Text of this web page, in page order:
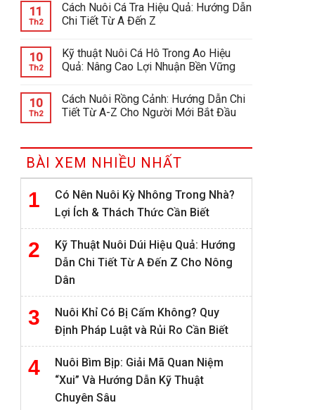
11
Th2
Cách Nuôi Cá Tra Hiệu Quả: Hướng Dẫn
Chi Tiết Từ A Đến Z
10
Th2
Kỹ thuật Nuôi Cá Hô Trong Ao Hiệu
Quả: Nâng Cao Lợi Nhuận Bền Vững
10
Th2
Cách Nuôi Rồng Cảnh: Hướng Dẫn Chi
Tiết Từ A-Z Cho Người Mới Bắt Đầu
BÀI XEM NHIỀU NHẤT
Có Nên Nuôi Kỳ Nhông Trong Nhà?
Lợi Ích & Thách Thức Cần Biết
Kỹ Thuật Nuôi Dúi Hiệu Quả: Hướng
Dẫn Chi Tiết Từ A Đến Z Cho Nông
Dân
Nuôi Khỉ Có Bị Cấm Không? Quy
Định Pháp Luật và Rủi Ro Cần Biết
Nuôi Bìm Bịp: Giải Mã Quan Niệm
“Xui” Và Hướng Dẫn Kỹ Thuật
Chuyên Sâu